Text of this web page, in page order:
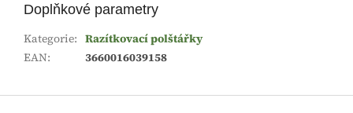
Doplňkové parametry
Kategorie: Razítkovací polštářky
EAN: 3660016039158